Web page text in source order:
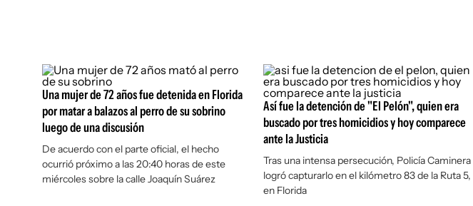
Una mujer de 72 años fue detenida en Florida
por matar a balazos al perro de su sobrino
luego de una discusión
De acuerdo con el parte oficial, el hecho
ocurrió próximo a las 20:40 horas de este
miércoles sobre la calle Joaquín Suárez
Así fue la detención de "El Pelón", quien era
buscado por tres homicidios y hoy comparece
ante la Justicia
Tras una intensa persecución, Policía Caminera
logró capturarlo en el kilómetro 83 de la Ruta 5,
en Florida